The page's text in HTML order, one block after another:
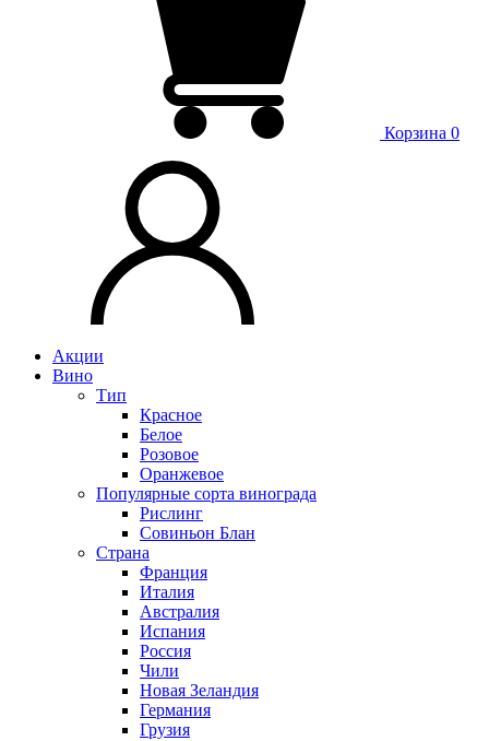
Корзина 0
Акции
Вино
Тип
Красное
Белое
Розовое
Оранжевое
Популярные сорта винограда
Рислинг
Совиньон Блан
Страна
Франция
Италия
Австралия
Испания
Россия
Чили
Новая Зеландия
Германия
Грузия